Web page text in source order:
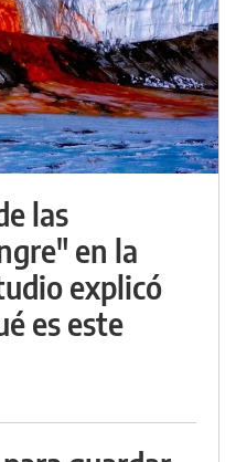
las
en la
explicó
es este